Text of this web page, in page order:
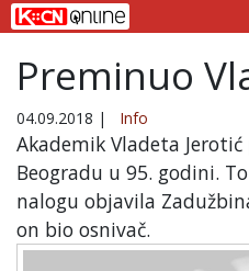
Preminuo
04.09.2018 | Info
Akademik Vladeta
Beogradu u 95. godini.
nalogu objavila
on bio osnivač.